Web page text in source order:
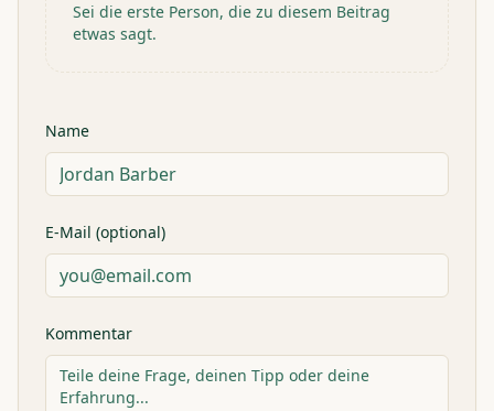
Sei die erste Person, die zu diesem Beitrag
etwas sagt.
Name
E-Mail (optional)
Kommentar